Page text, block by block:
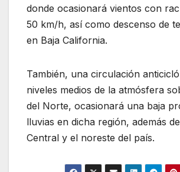
donde ocasionará vientos con
50 km/h, así como descenso de
en Baja California.
También, una circulación
niveles medios de la atmósfera
del Norte, ocasionará una baja
lluvias en dicha región, además
Central y el noreste del país.